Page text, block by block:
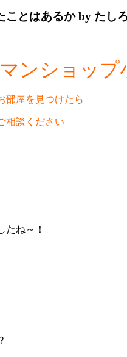
とはあるか by たし
ンショップ
部屋を見つけたら
相談ください
たね～！